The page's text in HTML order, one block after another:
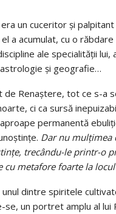
un cuceritor și
a acumulat, cu o
ale specialității
și geografie…
de Renaștere, tot ce s-a
ci ca sursă
permanentă
Dar nu mulțimea
trecându-le printr-o
cu metafore foarte la
unul dintre spiritele
se, un portret amplu al